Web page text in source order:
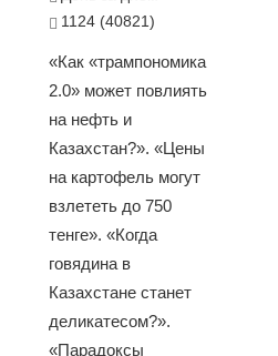
1124 (40821)
«Как «трампономика
2.0» может повлиять
на нефть и
Казахстан?». «Цены
на картофель могут
взлететь до 750
тенге». «Когда
говядина в
Казахстане станет
деликатесом?».
«Парадоксы